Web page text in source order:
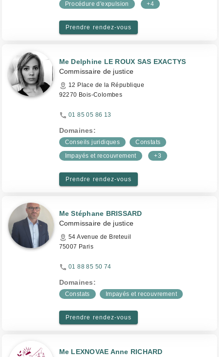
Procédure d'expulsion
+4
Prendre rendez-vous
Me Delphine LE ROUX SAS EXACTYS
Commissaire de justice
12 Place de la République
92270 Bois-Colombes
01 85 05 86 13
Domaines:
Conseils juridiques
Constats
Impayés et recouvrement
+3
Prendre rendez-vous
Me Stéphane BRISSARD
Commissaire de justice
54 Avenue de Breteuil
75007 Paris
01 88 85 50 74
Domaines:
Constats Impayés et recouvrement
Prendre rendez-vous
Me LEXNOVAE Anne RICHARD